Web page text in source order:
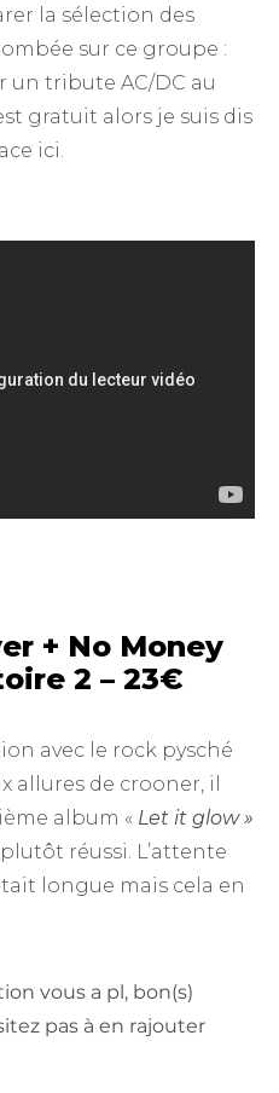
la sélection des
sur ce groupe :
un tribute AC/DC au
gratuit alors je suis dis
ici.
+ No Money
2 – 23€
avec le rock pysché
allures de crooner, il
album « Let it glow »
réussi. L’attente
longue mais cela en
vous a pl, bon(s)
pas à en rajouter